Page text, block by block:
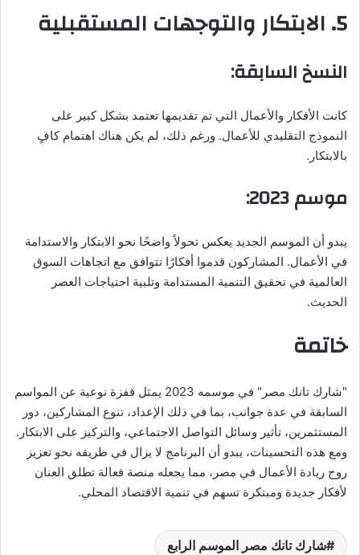
5. الابتكار والتوجهات المستقبلية
النسخ السابقة:
كانت الأفكار والأعمال التي تم تقديمها تعتمد بشكل كبير على
النموذج التقليدي للأعمال. ورغم ذلك، لم يكن هناك اهتمام كافٍ
بالابتكار.
موسم 2023:
يبدو أن الموسم الجديد يعكس تحولاً واضحًا نحو الابتكار والاستدامة
في الأعمال. المشاركون قدموا أفكارًا تتوافق مع اتجاهات السوق
العالمية في تحقيق التنمية المستدامة وتلبية احتياجات العصر
الحديث.
خاتمة
"شارك تانك مصر" في موسمه 2023 يمثل قفزة نوعية عن المواسم
السابقة في عدة جوانب، بما في ذلك الإعداد، تنوع المشاركين، دور
المستثمرين، تأثير وسائل التواصل الاجتماعي، والتركيز على الابتكار.
ومع هذه التحسينات، يبدو أن البرنامج لا يزال في طريقه نحو تعزيز
روح ريادة الأعمال في مصر، مما يجعله منصة فعالة تطلق العنان
لأفكار جديدة ومبتكرة تسهم في تنمية الاقتصاد المحلي.
شارك تانك مصر الموسم الرابع